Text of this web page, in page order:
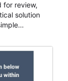
for review,
solution